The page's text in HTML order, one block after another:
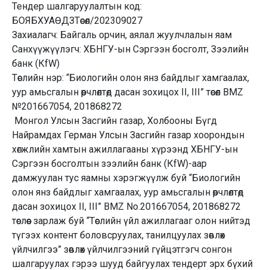
Тендер шалгаруулалтын код:
БОЯБХУАӨДЗТөсөл/202309027
Захиалагч: Байгаль орчин, аялал жуулчлалын яам
Санхүүжүүлэгч: ХБНГУ-ын Сэргээн босголт, Зээлийн
банк (КfW)
Төслийн нэр: “Биологийн олон янз байдлыг хамгаалах,
уур амьсгалын өөрчлөлтөд дасан зохицох II, III” төсөл BMZ
№201667054, 201868272
Монгол Улсын Засгийн газар, Холбооны Бүгд
Найрамдах Герман Улсын Засгийн газар хоорондын
хөгжлийн хамтын ажиллагааны хүрээнд ХБНГУ-ын
Сэргээн босголтын зээлийн банк (КfW)-аар
дамжуулан тус яамны хэрэгжүүлж буй “Биологийн
олон янз байдлыг хамгаалах, уур амьсгалын өөрчлөлтөд
дасан зохицох II, III” BMZ No.201667054, 201868272
төслөөс зарлаж буй “Төслийн үйл ажиллагааг олон нийтэд
түгээх контент боловсруулах, танилцуулах зөвлөх
үйлчилгээ” зөвлөх үйлчилгээний гүйцэтгэгч сонгон
шалгаруулах гэрээ шууд байгуулах тендерт эрх бүхий